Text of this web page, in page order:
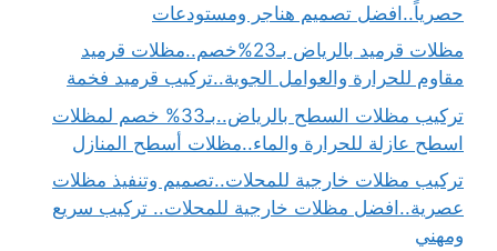
حصرياً..افضل تصميم هناجر ومستودعات
مظلات قرميد بالرياض بـ23%خصم..مظلات قرميد
مقاوم للحرارة والعوامل الجوية..تركيب قرميد فخمة
تركيب مظلات السطح بالرياض..بـ33% خصم لمظلات
اسطح عازلة للحرارة والماء..مظلات أسطح المنازل
تركيب مظلات خارجية للمحلات..تصميم وتنفيذ مظلات
عصرية..افضل مظلات خارجية للمحلات.. تركيب سريع
ومهني